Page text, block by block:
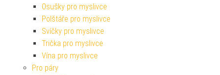
Osušky pro myslivce
Polštáře pro myslivce
Svíčky pro myslivce
Trička pro myslivce
Vína pro myslivce
Pro páry